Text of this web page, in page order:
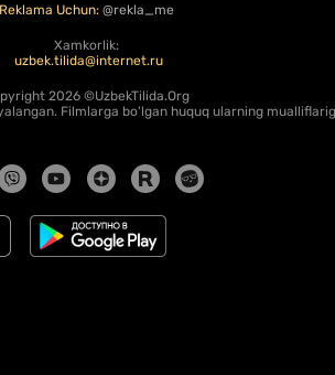
Reklama Uchun: @rekla_me
Xamkorlik:
uzbek.tilida@internet.ru
2026 ©UzbekTilida.Org
Filmlarga bo'lgan huquq ularning